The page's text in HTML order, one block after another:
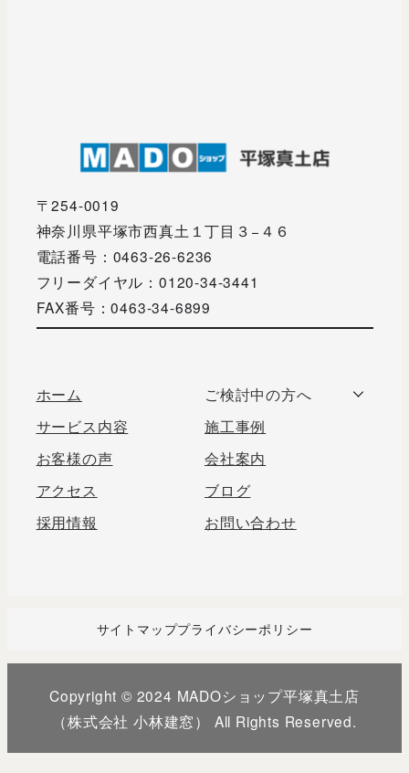
〒254-0019
神奈川県平塚市西真土１丁目３−４６
電話番号：0463-26-6236
フリーダイヤル：0120-34-3441
FAX番号：0463-34-6899
ホーム
ご検討中の方へ
サービス内容
施工事例
お客様の声
会社案内
アクセス
ブログ
採用情報
お問い合わせ
サイトマッププライバシーポリシー
Copyright © 2024 MADOショップ平塚真土店
（株式会社 小林建窓） All Rights Reserved.